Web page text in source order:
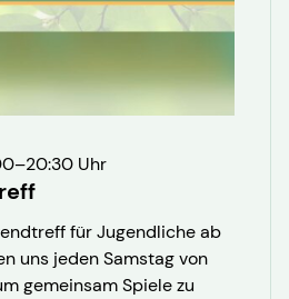
Uhr
für Jugendliche ab
uns jeden Samstag von
gemeinsam Spiele zu